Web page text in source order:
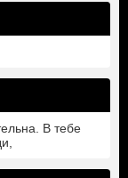
В тебе